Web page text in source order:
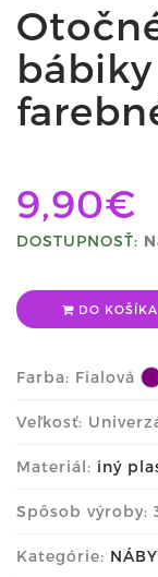
9,90€
DOSTUPNOSŤ:
DO KOŠÍKA
Farba: Fialová
Veľkosť:
Materiál: iný
Spôsob výroby:
Kategórie: